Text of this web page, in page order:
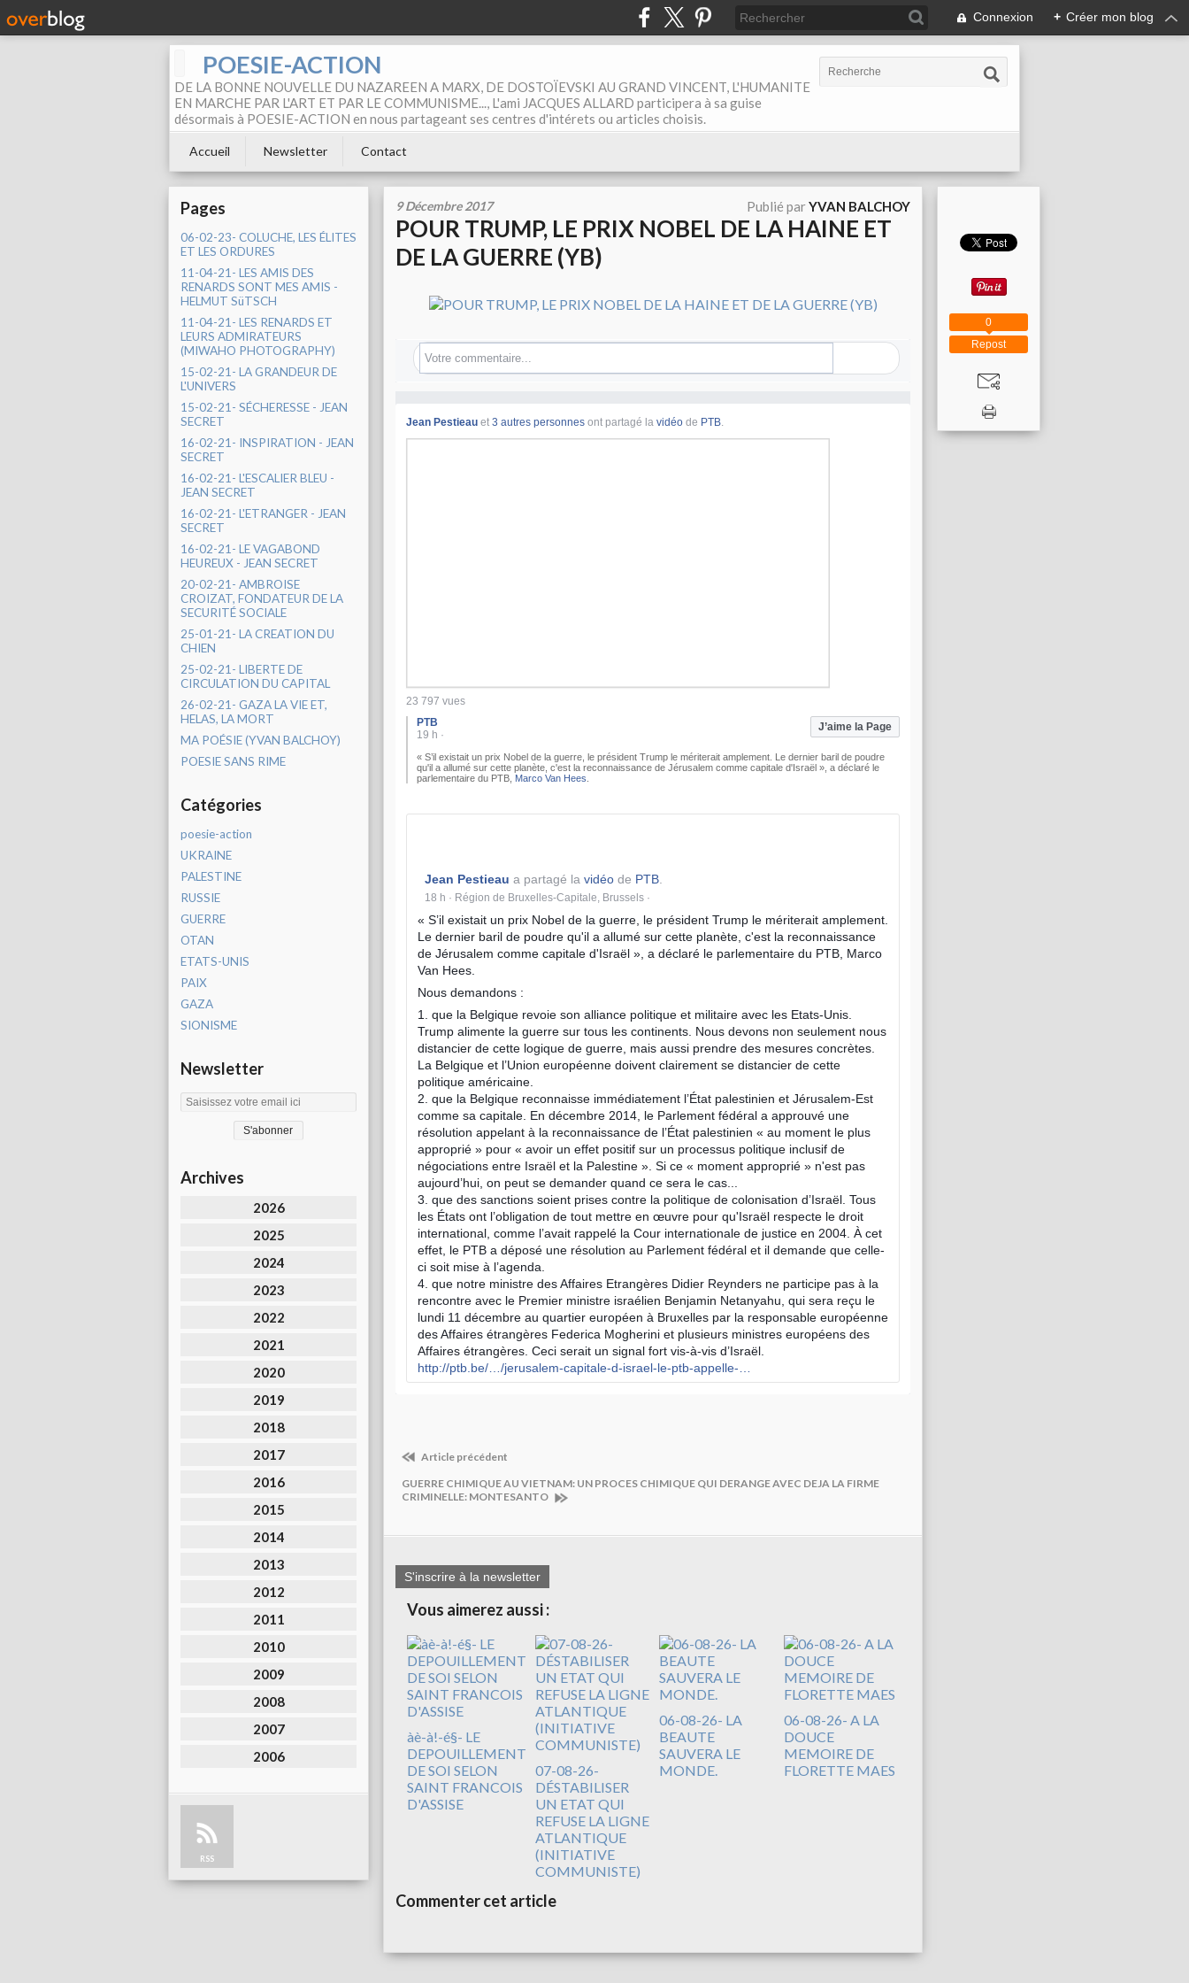
Connexion + Créer mon blog
POESIE-ACTION
DE LA BONNE NOUVELLE DU NAZAREEN A MARX, DE DOSTOÏEVSKI AU GRAND VINCENT, L'HUMANITE
EN MARCHE PAR L'ART ET PAR LE COMMUNISME..., L'ami JACQUES ALLARD participera à sa guise
désormais à POESIE-ACTION en nous partageant ses centres d'intérets ou articles choisis.
Accueil Newsletter Contact
Pages
06-02-23- COLUCHE, LES ÉLITES
ET LES ORDURES
11-04-21- LES AMIS DES
RENARDS SONT MES AMIS -
HELMUT SüTSCH
11-04-21- LES RENARDS ET
LEURS ADMIRATEURS
(MIWAHO PHOTOGRAPHY)
15-02-21- LA GRANDEUR DE
L'UNIVERS
15-02-21- SÉCHERESSE - JEAN
SECRET
16-02-21- INSPIRATION - JEAN
SECRET
16-02-21- L'ESCALIER BLEU -
JEAN SECRET
16-02-21- L'ETRANGER - JEAN
SECRET
16-02-21- LE VAGABOND
HEUREUX - JEAN SECRET
20-02-21- AMBROISE
CROIZAT, FONDATEUR DE LA
SECURITÉ SOCIALE
25-01-21- LA CREATION DU
CHIEN
25-02-21- LIBERTE DE
CIRCULATION DU CAPITAL
26-02-21- GAZA LA VIE ET,
HELAS, LA MORT
MA POÉSIE (YVAN BALCHOY)
POESIE SANS RIME
Catégories
poesie-action
UKRAINE
PALESTINE
RUSSIE
GUERRE
OTAN
ETATS-UNIS
PAIX
GAZA
SIONISME
Newsletter
Archives
2026
2025
2024
2023
2022
2021
2020
2019
2018
2017
2016
2015
2014
2013
2012
2011
2010
2009
2008
2007
2006
RSS
9 Décembre 2017 Publié parYVAN BALCHOY
POUR TRUMP, LE PRIX NOBEL DE LA HAINE ET
DE LA GUERRE (YB)
Votre commentaire...
Jean Pestieau et 3 autres personnes ont partagé la vidéo de PTB.
23 797 vues
PTB
J’aime la Page
19 h ·
« S’il existait un prix Nobel de la guerre, le président Trump le mériterait amplement. Le dernier baril de poudre
qu'il a allumé sur cette planète, c'est la reconnaissance de Jérusalem comme capitale d'Israël », a déclaré le
parlementaire du PTB, Marco Van Hees
Jean Pestieau a partagé la vidéo de PTB
18 h · Région de Bruxelles-Capitale, Brussels ·
« S’il existait un prix Nobel de la guerre, le président Trump le mériterait amplement.
Le dernier baril de poudre qu'il a allumé sur cette planète, c'est la reconnaissance
de Jérusalem comme capitale d'Israël », a déclaré le parlementaire du PTB, Marco
Van Hees.
Nous demandons :
1. que la Belgique revoie son alliance politique et militaire avec les Etats-Unis.
Trump alimente la guerre sur tous les continents. Nous devons non seulement nous
distancier de cette logique de guerre, mais aussi prendre des mesures concrètes.
La Belgique et l’Union européenne doivent clairement se distancier de cette
politique américaine.
2. que la Belgique reconnaisse immédiatement l’État palestinien et Jérusalem-Est
comme sa capitale. En décembre 2014, le Parlement fédéral a approuvé une
résolution appelant à la reconnaissance de l’État palestinien « au moment le plus
approprié » pour « avoir un effet positif sur un processus politique inclusif de
négociations entre Israël et la Palestine ». Si ce « moment approprié » n'est pas
aujourd’hui, on peut se demander quand ce sera le cas...
3. que des sanctions soient prises contre la politique de colonisation d’Israël. Tous
les États ont l’obligation de tout mettre en œuvre pour qu'Israël respecte le droit
international, comme l’avait rappelé la Cour internationale de justice en 2004. À cet
effet, le PTB a déposé une résolution au Parlement fédéral et il demande que celle-
ci soit mise à l’agenda.
4. que notre ministre des Affaires Etrangères Didier Reynders ne participe pas à la
rencontre avec le Premier ministre israélien Benjamin Netanyahu, qui sera reçu le
lundi 11 décembre au quartier européen à Bruxelles par la responsable européenne
des Affaires étrangères Federica Mogherini et plusieurs ministres européens des
Affaires étrangères. Ceci serait un signal fort vis-à-vis d’Israël.
http://ptb.be/…/jerusalem-capitale-d-israel-le-ptb-appelle-…
Article précédent
GUERRE CHIMIQUE AU VIETNAM: UN PROCES CHIMIQUE QUI DERANGE AVEC DEJA LA FIRME
CRIMINELLE: MONTESANTO
S'inscrire à la newsletter
Vous aimerez aussi :
àè-à!-é§- LE
DEPOUILLEMENT
DE SOI SELON
SAINT FRANCOIS
D'ASSISE
07-08-26-
DÉSTABILISER
UN ETAT QUI
REFUSE LA LIGNE
ATLANTIQUE
(INITIATIVE
COMMUNISTE)
06-08-26- LA
BEAUTE
SAUVERA LE
MONDE.
06-08-26- A LA
DOUCE
MEMOIRE DE
FLORETTE MAES
Commenter cet article
Repost
0